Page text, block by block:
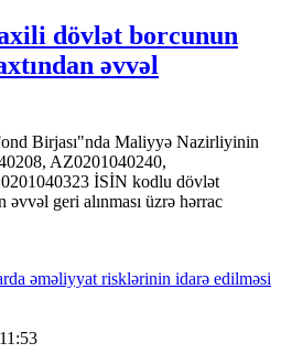
dövlət borcunun
əvvəl
Birjası"nda Maliyyə Nazirliyinin
AZ0201040240,
İSİN kodlu dövlət
əvvəl geri alınması üzrə hərrac